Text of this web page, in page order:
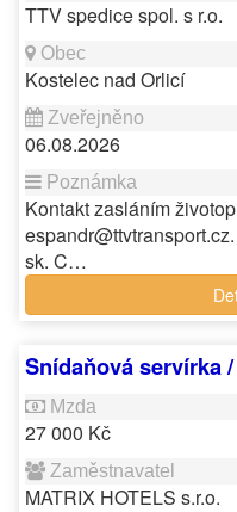
TTV spedice spol. s r.o.
Kostelec nad Orlicí
06.08.2026
Kontakt zasláním
sk. C…
Snídaňová servírka
27 000 Kč
MATRIX HOTELS s.r.o.